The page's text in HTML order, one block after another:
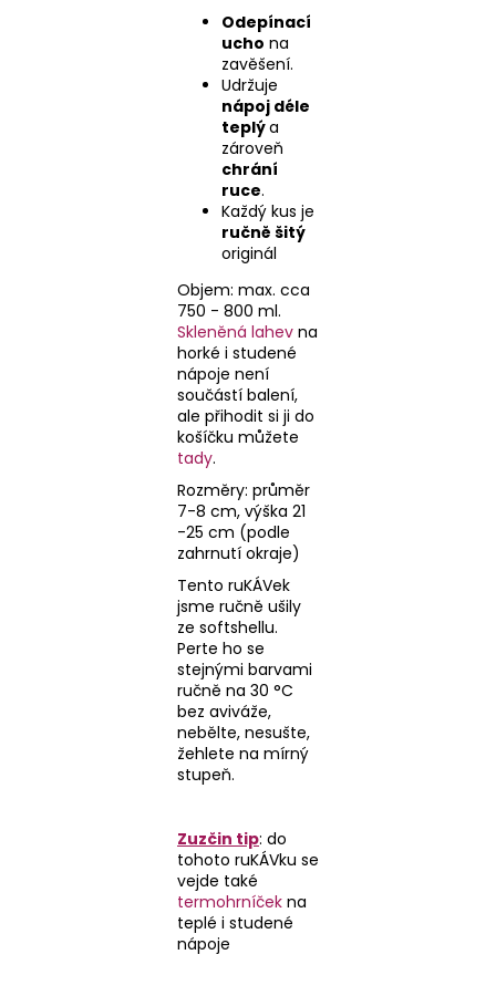
Odepínací
ucho na
zavěšení.
Udržuje
nápoj déle
teplýa
zároveň
chrání
ruce.
Každý kus je
ručně šitý
originál
Objem: max. cca
750 - 800 ml.
Skleněná lahev na
horké i studené
nápoje není
součástí balení,
ale přihodit si ji do
košíčku můžete
tady.
Rozměry: průměr
7-8 cm, výška 21
-25 cm (podle
zahrnutí okraje)
Tento ruKÁVek
jsme ručně ušily
ze softshellu.
Perte ho se
stejnými barvami
ručně na 30 °C
bez aviváže,
nebělte, nesušte,
žehlete na mírný
stupeň.
Zuzčin tip: do
tohoto ruKÁVku se
vejde také
termohrníček na
teplé i studené
nápoje